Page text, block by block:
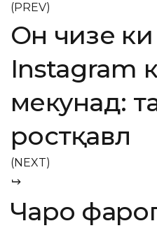
(PREV)
Он чизе ки
Instagram
мекунад:
ростқавл
(NEXT)
Чаро